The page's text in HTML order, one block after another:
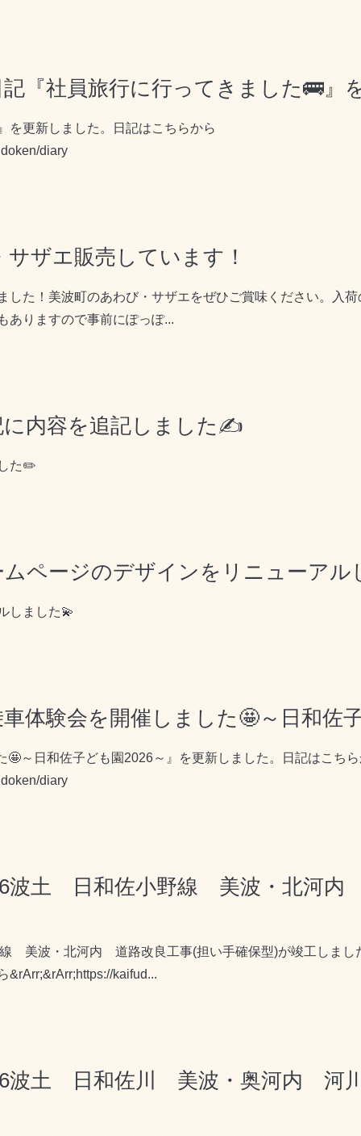
『社員旅行に行ってきました🚌』
を更新しました。日記はこちらから
diary
ザエ販売しています！
た！美波町のあわび・サザエをぜひご賞味ください。入荷
ありますので事前にぽっぽ...
に内容を追記しました✍️
た✏️
ページのデザインをリニューアル
しました💫
体験会を開催しました🤩～日和佐
🤩～日和佐子ども園2026～』を更新しました。日記はこち
diary
波土 日和佐小野線 美波・北河内
美波・北河内 道路改良工事(担い手確保型)が竣工しまし
&rArr;&rArr;https://kaifud...
波土 日和佐川 美波・奥河内 河